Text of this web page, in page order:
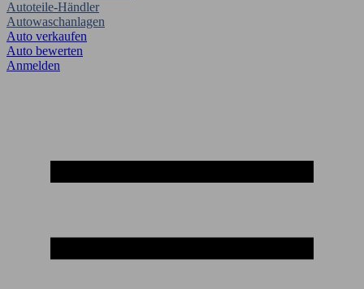
Autoteile-Händler
Autowaschanlagen
Auto verkaufen
Auto bewerten
Anmelden